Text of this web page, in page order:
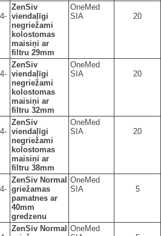
ZenSiv
viendaļīgi
negriežami
kolostomas
maisiņi ar
filtru 29mm
OneMed
SIA
20
ZenSiv
viendaļīgi
negriežami
kolostomas
maisiņi ar
filtru 32mm
OneMed
SIA
20
ZenSiv
viendaļīgi
negriežami
kolostomas
maisiņi ar
filtru 38mm
OneMed
SIA
20
ZenSiv Normal
griežamas
pamatnes ar
40mm
gredzenu
OneMed
SIA
5
ZenSiv Normal OneMed